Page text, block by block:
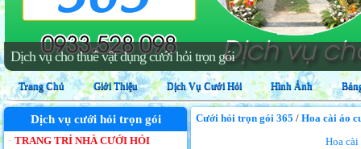
Dịch vụ trang trí nhà cưới hỏi trọn gói
Trang Chủ Giới Thiệu Dịch Vụ Cưới Hỏi Hình Ảnh
Dịch vụ cưới hỏi trọn gói
TRANG TRÍ NHÀ CƯỚI HỎI
Cưới hỏi trọn gói 365 / Hoa cài áo
Hoa